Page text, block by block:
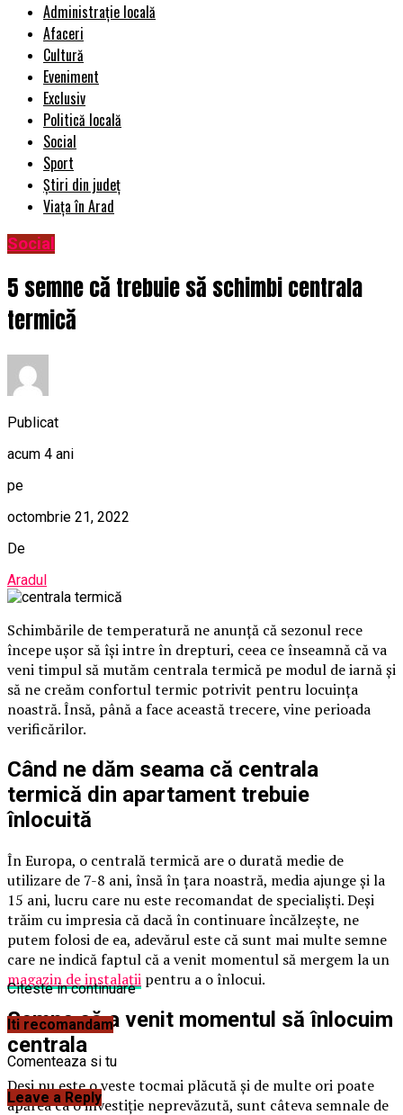
Administrație locală
Afaceri
Cultură
Eveniment
Exclusiv
Politică locală
Social
Sport
Știri din județ
Viața în Arad
Social
5 semne că trebuie să schimbi centrala
termică
Publicat
acum 4 ani
pe
octombrie 21, 2022
De
Aradul
Schimbările de temperatură ne anunță că sezonul rece
începe ușor să își intre în drepturi, ceea ce înseamnă că va
veni timpul să mutăm centrala termică pe modul de iarnă și
să ne creăm confortul termic potrivit pentru locuința
noastră. Însă, până a face această trecere, vine perioada
verificărilor.
Când ne dăm seama că centrala
termică din apartament trebuie
înlocuită
În Europa, o centrală termică are o durată medie de
utilizare de 7-8 ani, însă în țara noastră, media ajunge și la
15 ani, lucru care nu este recomandat de specialiști. Deși
trăim cu impresia că dacă în continuare încălzește, ne
putem folosi de ea, adevărul este că sunt mai multe semne
care ne indică faptul că a venit momentul să mergem la un
magazin de instalaţii pentru a o înlocui.
Semne că a venit momentul să înlocuim
centrala
Deși nu este o veste tocmai plăcută și de multe ori poate
apărea ca o investiție neprevăzută, sunt câteva semnale de
Citeste in continuare
Iti recomandam
Comenteaza si tu
Leave a Reply